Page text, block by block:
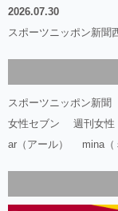
2026.07.30
スポーツニッポン新聞
スポーツニッポン新聞
女性セブン
週刊女性
ar（アール）
mina（